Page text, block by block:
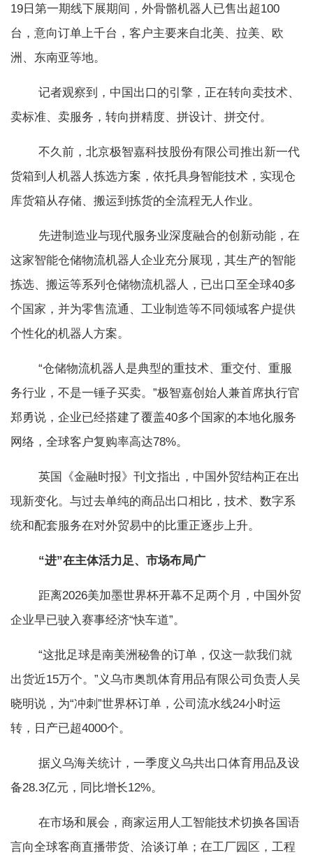
19日第一期线下展期间，外骨骼机器人已售出超100
台，意向订单上千台，客户主要来自北美、拉美、欧
洲、东南亚等地。
记者观察到，中国出口的引擎，正在转向卖技术、
卖标准、卖服务，转向拼精度、拼设计、拼交付。
不久前，北京极智嘉科技股份有限公司推出新一代
货箱到人机器人拣选方案，依托具身智能技术，实现仓
库货箱从存储、搬运到拣货的全流程无人作业。
先进制造业与现代服务业深度融合的创新动能，在
这家智能仓储物流机器人企业充分展现，其生产的智能
拣选、搬运等系列仓储物流机器人，已出口至全球40多
个国家，并为零售流通、工业制造等不同领域客户提供
个性化的机器人方案。
“仓储物流机器人是典型的重技术、重交付、重服
务行业，不是一锤子买卖。”极智嘉创始人兼首席执行官
郑勇说，企业已经搭建了覆盖40多个国家的本地化服务
网络，全球客户复购率高达78%。
英国《金融时报》刊文指出，中国外贸结构正在出
现新变化。与过去单纯的商品出口相比，技术、数字系
统和配套服务在对外贸易中的比重正逐步上升。
“进”在主体活力足、市场布局广
距离2026美加墨世界杯开幕不足两个月，中国外贸
企业早已驶入赛事经济“快车道”。
“这批足球是南美洲秘鲁的订单，仅这一款我们就
出货近15万个。”义乌市奥凯体育用品有限公司负责人吴
晓明说，为“冲刺”世界杯订单，公司流水线24小时运
转，日产已超4000个。
据义乌海关统计，一季度义乌共出口体育用品及设
备28.3亿元，同比增长12%。
在市场和展会，商家运用人工智能技术切换各国语
言向全球客商直播带货、洽谈订单；在工厂园区，工程